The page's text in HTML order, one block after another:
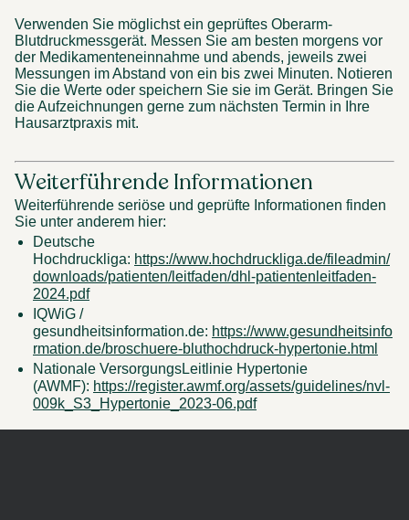
Verwenden Sie möglichst ein geprüftes Oberarm-
Blutdruckmessgerät. Messen Sie am besten morgens vor
der Medikamenteneinnahme und abends, jeweils zwei
Messungen im Abstand von ein bis zwei Minuten. Notieren
Sie die Werte oder speichern Sie sie im Gerät. Bringen Sie
die Aufzeichnungen gerne zum nächsten Termin in Ihre
Hausarztpraxis mit.
Weiterführende Informationen
Weiterführende seriöse und geprüfte Informationen finden
Sie unter anderem hier:
Deutsche
Hochdruckliga: https://www.hochdruckliga.de/fileadmin/
downloads/patienten/leitfaden/dhl-patientenleitfaden-
2024.pdf
IQWiG /
gesundheitsinformation.de: https://www.gesundheitsinfo
rmation.de/broschuere-bluthochdruck-hypertonie.html
Nationale VersorgungsLeitlinie Hypertonie
(AWMF): https://register.awmf.org/assets/guidelines/nvl-
009k_S3_Hypertonie_2023-06.pdf